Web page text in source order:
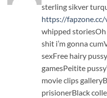
sterling sikver
https://
whipped storiesOh
shit i’m gonna
sexFree hairy
gamesPeitite
movie clips
prisionerBlack